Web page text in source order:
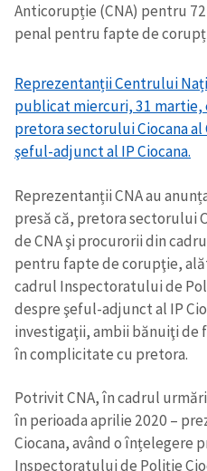
Anticorupție (CNA) pentru
penal pentru fapte de
Reprezentanții Centrului
publicat miercuri, 31
pretora sectorului Ciocana
şeful-adjunct al IP Ciocana.
Reprezentanții CNA au
presă că, pretora sectorului
de CNA şi procurorii din
pentru fapte de corupţie,
cadrul Inspectoratului de
despre şeful-adjunct al IP
investigaţii, ambii bănuiţi de
în complicitate cu pretora.
Potrivit CNA, în cadrul
în perioada aprilie 2020 –
Ciocana, având o înțelegere
Inspectoratului de Poliție